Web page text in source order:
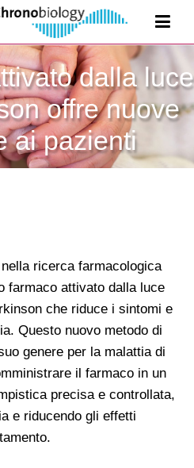
dalla luce
offre nuove
ai pazienti
ricerca farmacologica
farmaco attivato dalla luce
che riduce i sintomi e
Questo nuovo metodo di
genere per la malattia di
il farmaco in un
precisa e controllata,
e riducendo gli effetti